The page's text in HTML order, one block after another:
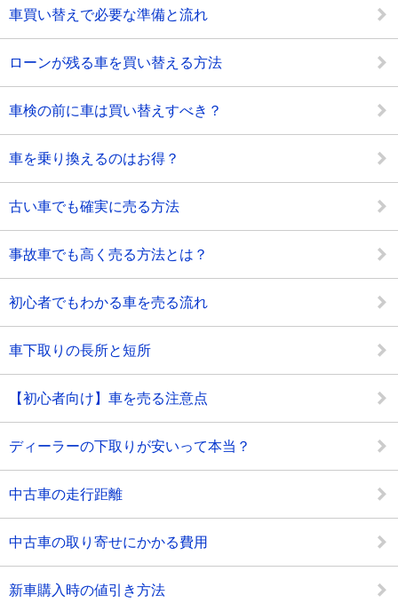
車買い替えで必要な準備と流れ
ローンが残る車を買い替える方法
車検の前に車は買い替えすべき？
車を乗り換えるのはお得？
古い車でも確実に売る方法
事故車でも高く売る方法とは？
初心者でもわかる車を売る流れ
車下取りの長所と短所
【初心者向け】車を売る注意点
ディーラーの下取りが安いって本当？
中古車の走行距離
中古車の取り寄せにかかる費用
新車購入時の値引き方法